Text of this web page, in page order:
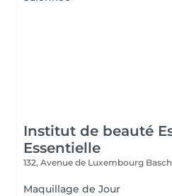
Institut de beauté
Essentielle
132, Avenue de Luxembourg
Maquillage de Jour